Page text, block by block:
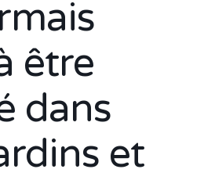
être
dans
et